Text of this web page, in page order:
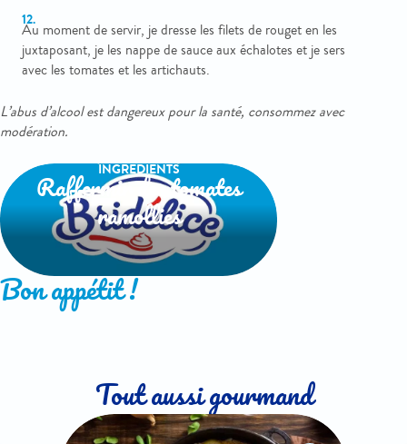
Au moment de servir, je dresse les filets de rouget en les
juxtaposant, je les nappe de sauce aux échalotes et je sers
avec les tomates et les artichauts.
L’abus d’alcool est dangereux pour la santé, consommez avec
modération.
INGREDIENTS
Raffermir des tomates
ramollies
Bon appétit !
Tout aussi gourmand